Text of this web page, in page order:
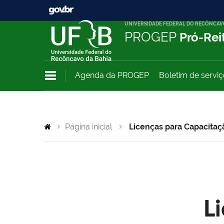
UNIVERSIDADE FEDERAL DO
PROGEP Pró-
Agenda da PROGEP Boletim de
Página inicial Licenças para